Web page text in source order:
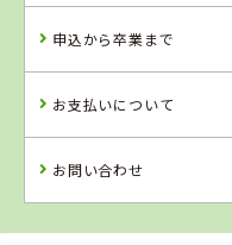
詳 細
海校
詳 細
予 約
4
申込から卒業まで
お支払いについて
お問い合わせ